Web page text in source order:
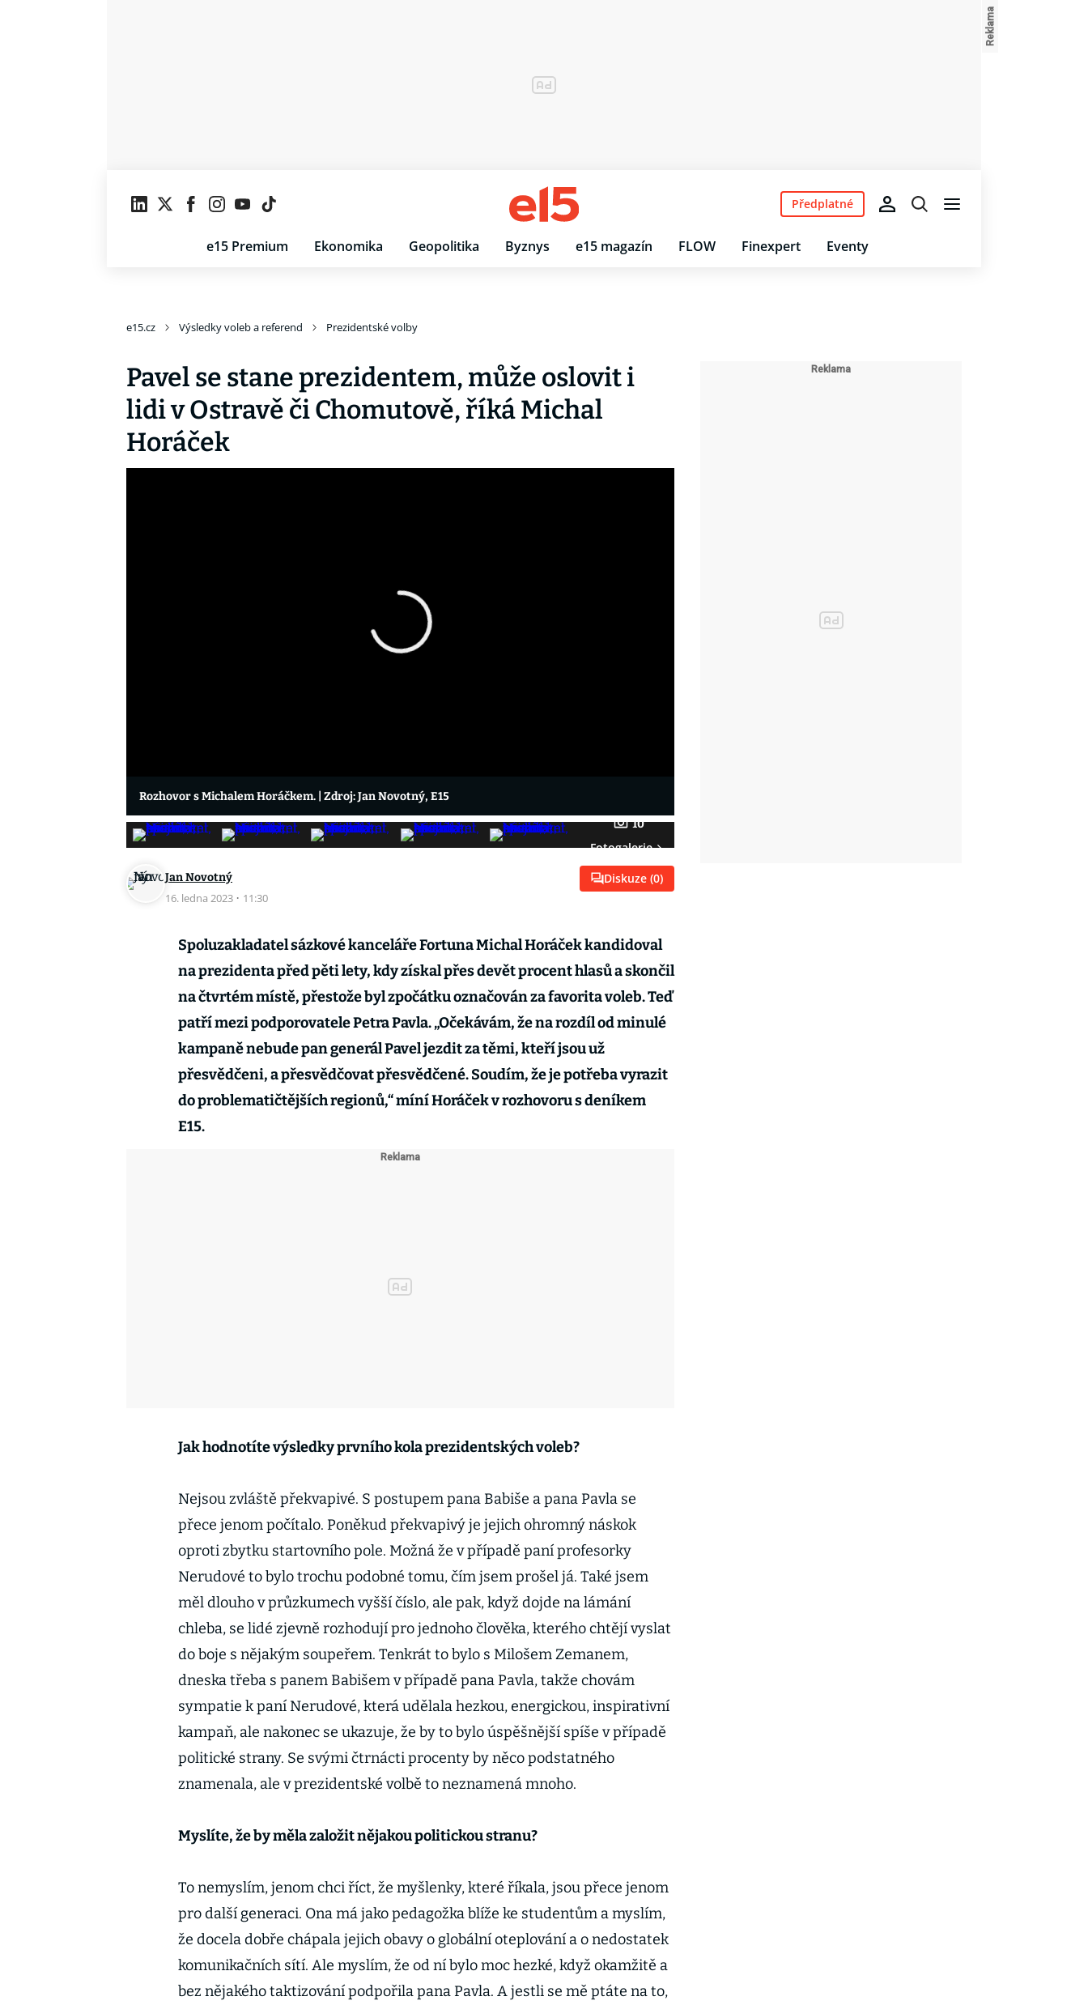
e15 Premium Ekonomika Geopolitika Byznys e15 magazín FLOW Finexpert Eventy
Předplatné
e15.cz Výsledky voleb a referend Prezidentské volby
Pavel se stane prezidentem, může oslovit i
lidi v Ostravě či Chomutově, říká Michal
Horáček
Rozhovor s Michalem Horáčkem. | Zdroj: Jan Novotný, E15
10
Fotogalerie
Jan Novotný
16. ledna 2023 · 11:30
Diskuze (0)
Spoluzakladatel sázkové kanceláře Fortuna Michal Horáček kandidoval
na prezidenta před pěti lety, kdy získal přes devět procent hlasů a skončil
na čtvrtém místě, přestože byl zpočátku označován za favorita voleb. Teď
patří mezi podporovatele Petra Pavla. „Očekávám, že na rozdíl od minulé
kampaně nebude pan generál Pavel jezdit za těmi, kteří jsou už
přesvědčeni, a přesvědčovat přesvědčené. Soudím, že je potřeba vyrazit
do problematičtějších regionů,“ míní Horáček v rozhovoru s deníkem
E15.
Jak hodnotíte výsledky prvního kola prezidentských voleb?
Nejsou zvláště překvapivé. S postupem pana Babiše a pana Pavla se
přece jenom počítalo. Poněkud překvapivý je jejich ohromný náskok
oproti zbytku startovního pole. Možná že v případě paní profesorky
Nerudové to bylo trochu podobné tomu, čím jsem prošel já. Také jsem
měl dlouho v průzkumech vyšší číslo, ale pak, když dojde na lámání
chleba, se lidé zjevně rozhodují pro jednoho člověka, kterého chtějí vyslat
do boje s nějakým soupeřem. Tenkrát to bylo s Milošem Zemanem,
dneska třeba s panem Babišem v případě pana Pavla, takže chovám
sympatie k paní Nerudové, která udělala hezkou, energickou, inspirativní
kampaň, ale nakonec se ukazuje, že by to bylo úspěšnější spíše v případě
politické strany. Se svými čtrnácti procenty by něco podstatného
znamenala, ale v prezidentské volbě to neznamená mnoho.
Myslíte, že by měla založit nějakou politickou stranu?
To nemyslím, jenom chci říct, že myšlenky, které říkala, jsou přece jenom
pro další generaci. Ona má jako pedagožka blíže ke studentům a myslím,
že docela dobře chápala jejich obavy o globální oteplování a o nedostatek
komunikačních sítí. Ale myslím, že od ní bylo moc hezké, když okamžitě a
bez nějakého taktizování podpořila pana Pavla. A jestli se mě ptáte na to,